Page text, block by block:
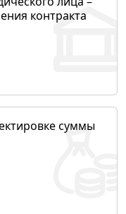
контракта
суммы